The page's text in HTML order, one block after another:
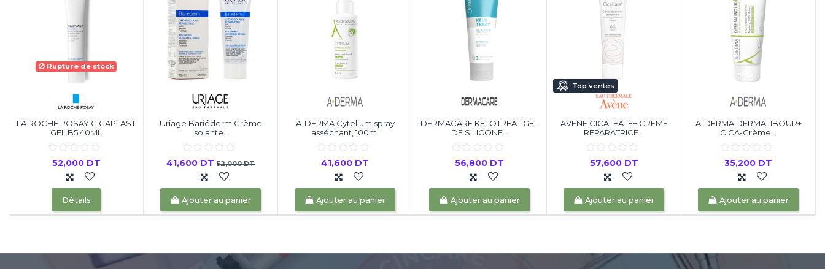
Rupture de stock
LA ROCHE POSAY CICAPLAST
GEL B5 40ML
52,000 DT
Détails
Uriage Bariéderm Crème
Isolante...
41,600 DT 52,000 DT
Ajouter au panier
A-DERMA Cytelium spray
asséchant, 100ml
41,600 DT
Ajouter au panier
DERMACARE KELOTREAT GEL
DE SILICONE...
56,800 DT
Ajouter au panier
Top ventes
AVENE CICALFATE+ CREME
REPARATRICE...
57,600 DT
Ajouter au panier
A-DERMA DERMALIBOUR+
CICA-Crème...
35,200 DT
Ajouter au panier